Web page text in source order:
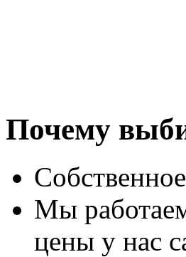
Почему
Мы
цены у нас